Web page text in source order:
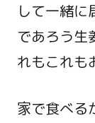
して一緒に
であろう生
れもこれも
家で食べる